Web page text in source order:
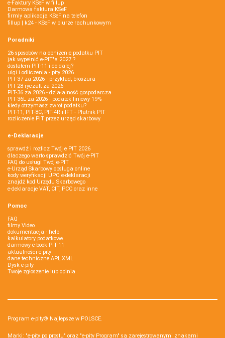
e‑Faktury KSeF w fillup
Darmowa faktura KSeF
firmly aplikacja KSeF na telefon
fillup | k24 - KSeF w biurze rachunkowym
Poradniki
26 sposobów na obniżenie podatku PIT
jak wypełnić e-PIT'a 2027 ?
dostałem PIT-11 i co dalej?
ulgi i odliczenia - pity 2026
PIT-37 za 2026 - przykład, broszura
PIT-28 ryczałt za 2026
PIT-36 za 2026 - działalność gospodarcza
PIT-36L za 2026 - podatek liniowy 19%
kiedy otrzymasz zwrot podatku?
PIT-11, PIT-8C, PIT-4R i IFT - Płatnik PIT
rozliczenie PIT przez urząd skarbowy
e-Deklaracje
sprawdź i rozlicz Twój e PIT 2026
dlaczego warto sprawdzić Twój e-PIT
FAQ do usługi Twój e-PIT
e-Urząd Skarbowy obsługa online
kody weryfikacji UPO e-deklaracji
znajdź kod Urzędu Skarbowego
e-deklaracje VAT, CIT, PCC oraz inne
Pomoc
FAQ
filmy Video
dokumentacja - help
kalkulatory podatkowe
darmowy e-book PIT-11
aktualności e-pity
dane techniczne API, XML
Dysk e-pity
Twoje zgłoszenie lub opinia
Program e-pity® Najlepsze w POLSCE.
Marki: "e-pity po prostu" oraz "e-pity Program" są zarejestrowanymi znakami